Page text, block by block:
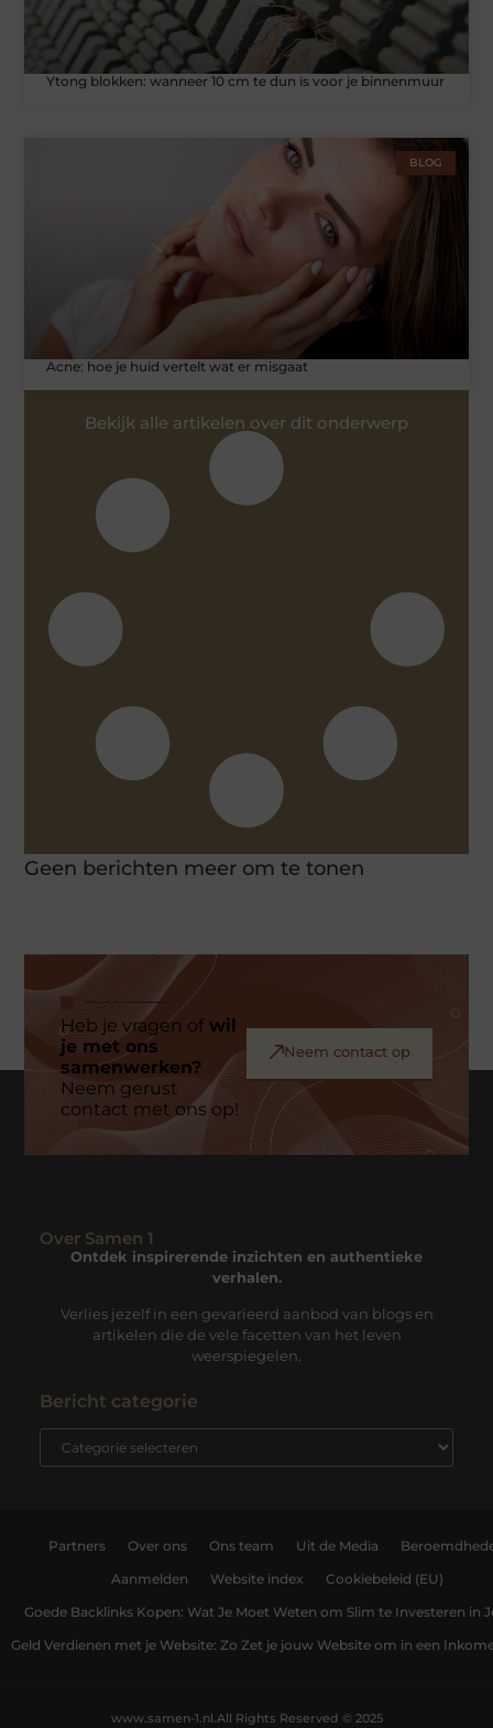
Ytong blokken: wanneer 10 cm te dun is voor je binnenmuur
BLOG
Acne: hoe je huid vertelt wat er misgaat
Bekijk alle artikelen over dit onderwerp
Geen berichten meer om te tonen
Heb je vragen ofwil
je met ons
samenwerken?
Neem gerust
contact met ons op!
Neem contact op
Over Samen 1
Ontdek inspirerende inzichten en authentieke
verhalen.
Verlies jezelf in een gevarieerd aanbod van blogs en
artikelen die de vele facetten van het leven
weerspiegelen.
Bericht categorie
Partners Over ons Ons team Uit de Media
Aanmelden Website index Cookiebeleid (EU)
Goede Backlinks Kopen: Wat Je Moet Weten om Slim te Investeren in
Geld Verdienen met je Website: Zo Zet je jouw Website om in een
All Rights Reserved © 2025
www.samen-1.nl.